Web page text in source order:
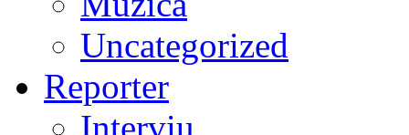
Uncategorized
Reporter
Interviu